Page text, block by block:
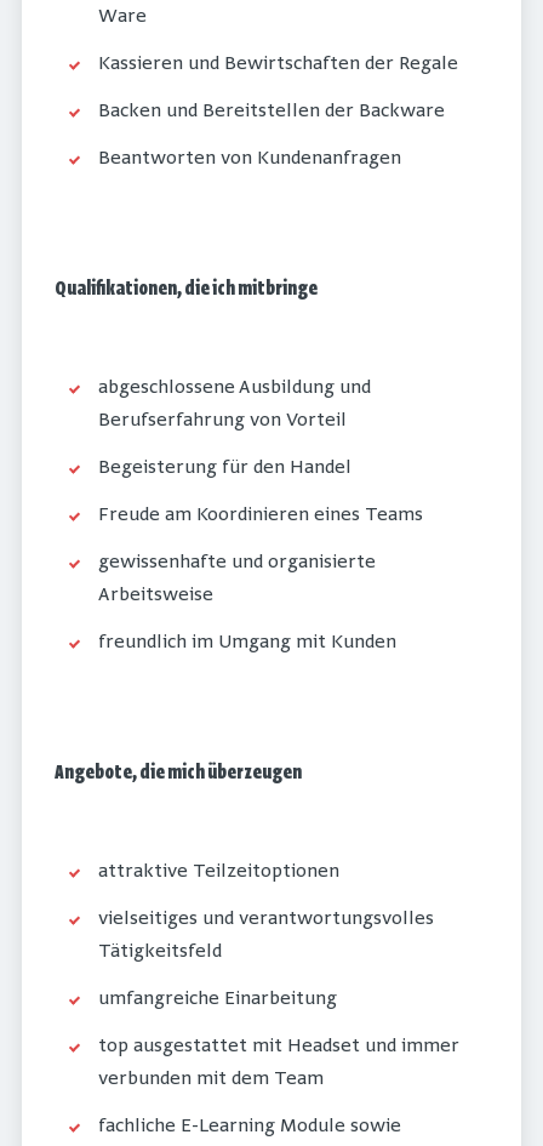
Ware
Kassieren und Bewirtschaften der Regale
Backen und Bereitstellen der Backware
Beantworten von Kundenanfragen
Qualifikationen, die ich mitbringe
abgeschlossene Ausbildung und
Berufserfahrung von Vorteil
Begeisterung für den Handel
Freude am Koordinieren eines Teams
gewissenhafte und organisierte
Arbeitsweise
freundlich im Umgang mit Kunden
Angebote, die mich überzeugen
attraktive Teilzeitoptionen
vielseitiges und verantwortungsvolles
Tätigkeitsfeld
umfangreiche Einarbeitung
top ausgestattet mit Headset und immer
verbunden mit dem Team
fachliche E-Learning Module sowie